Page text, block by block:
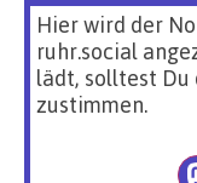
Hier wird der
ruhr.social
lädt, solltest Du
zustimmen.